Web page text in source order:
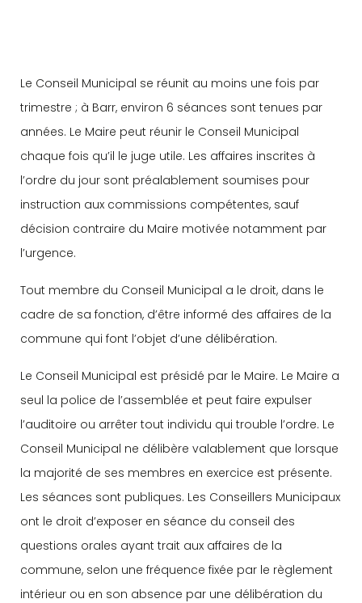
Le Conseil Municipal se réunit au moins une fois par
trimestre ; à Barr, environ 6 séances sont tenues par
années. Le Maire peut réunir le Conseil Municipal
chaque fois qu’il le juge utile. Les affaires inscrites à
l’ordre du jour sont préalablement soumises pour
instruction aux commissions compétentes, sauf
décision contraire du Maire motivée notamment par
l’urgence.
Tout membre du Conseil Municipal a le droit, dans le
cadre de sa fonction, d’être informé des affaires de la
commune qui font l’objet d’une délibération.
Le Conseil Municipal est présidé par le Maire. Le Maire a
seul la police de l’assemblée et peut faire expulser
l’auditoire ou arrêter tout individu qui trouble l’ordre. Le
Conseil Municipal ne délibère valablement que lorsque
la majorité de ses membres en exercice est présente.
Les séances sont publiques. Les Conseillers Municipaux
ont le droit d’exposer en séance du conseil des
questions orales ayant trait aux affaires de la
commune, selon une fréquence fixée par le règlement
intérieur ou en son absence par une délibération du